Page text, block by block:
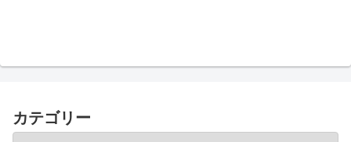
カテゴリー